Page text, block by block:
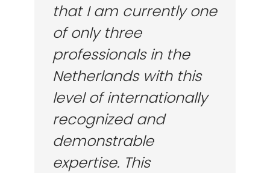
that I am currently one
of only three
professionals in the
Netherlands with this
level of internationally
recognized and
demonstrable
expertise. This